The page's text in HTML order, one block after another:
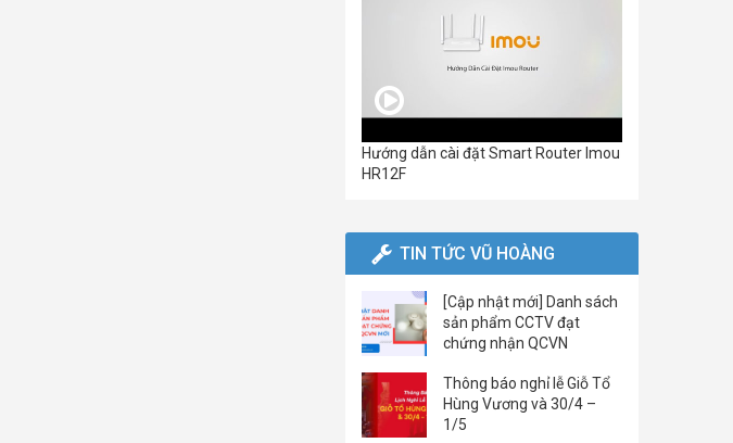
Hướng dẫn cài đặt Smart Router Imou
HR12F
TIN TỨC VŨ HOÀNG
[Cập nhật mới] Danh sách
sản phẩm CCTV đạt
chứng nhận QCVN
Thông báo nghỉ lễ Giỗ Tổ
Hùng Vương và 30/4 –
1/5